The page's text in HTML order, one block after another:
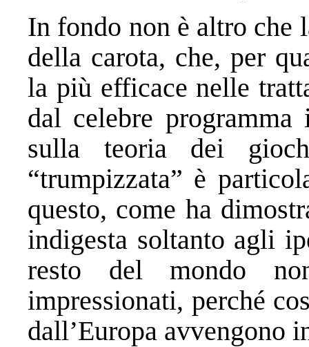
In fondo non è altro che
della carota, che, per
la più efficace nelle
dal celebre
sulla teoria dei
“trumpizzata” è
questo, come ha
indigesta soltanto agli
resto del mondo
impressionati, perché
dall’Europa avvengono